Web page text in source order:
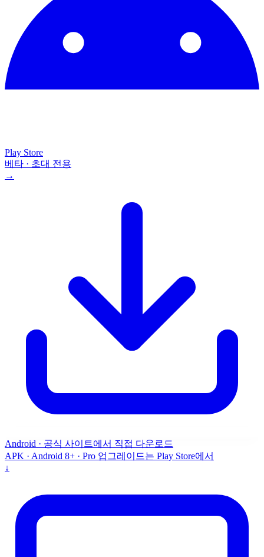
Play Store
베타 · 초대 전용
→
Android · 공식 사이트에서 직접 다운로드
APK · Android 8+ · Pro 업그레이드는 Play Store에서
↓